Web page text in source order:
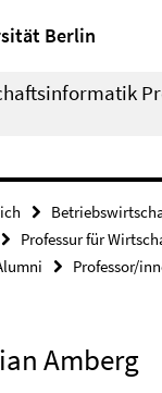
Berlin
Professur für
Professor/
Amberg